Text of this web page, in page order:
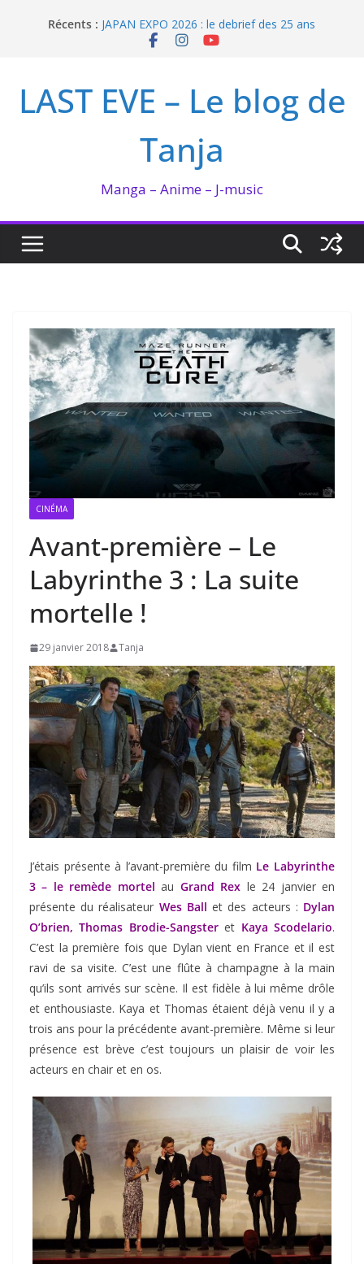
Récents : JAPAN EXPO 2026 : le debrief des 25 ans
Bilan lecture et visionnage de juillet 2026
Enomoto n’est pas un ange
LAST EVE – Le blog de
Tanja
Manga – Anime – J-music
CINÉMA
Avant-première – Le
Labyrinthe 3 : La suite
mortelle !
29 janvier 2018 Tanja
J’étais présente à l’avant-première du film Le Labyrinthe
3 – le remède mortel au Grand Rex le 24 janvier en
présente du réalisateur Wes Ball et des acteurs : Dylan
O’brien, Thomas Brodie-Sangsteret Kaya Scodelario.
C’est la première fois que Dylan vient en France et il est
ravi de sa visite. C’est une flûte à champagne à la main
qu’ils sont arrivés sur scène. Il est fidèle à lui même drôle
et enthousiaste. Kaya et Thomas étaient déjà venu il y a
trois ans pour la précédente avant-première. Même si leur
présence est brève c’est toujours un plaisir de voir les
acteurs en chair et en os.